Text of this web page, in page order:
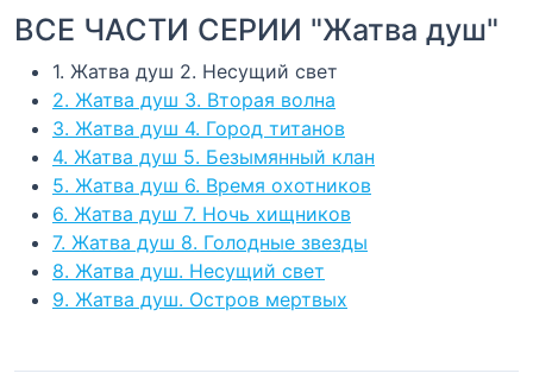
ВСЕ ЧАСТИ СЕРИИ "Жатва душ"
1. Жатва душ 2. Несущий свет
2. Жатва душ 3. Вторая волна
3. Жатва душ 4. Город титанов
4. Жатва душ 5. Безымянный клан
5. Жатва душ 6. Время охотников
6. Жатва душ 7. Ночь хищников
7. Жатва душ 8. Голодные звезды
8. Жатва душ. Несущий свет
9. Жатва душ. Остров мертвых